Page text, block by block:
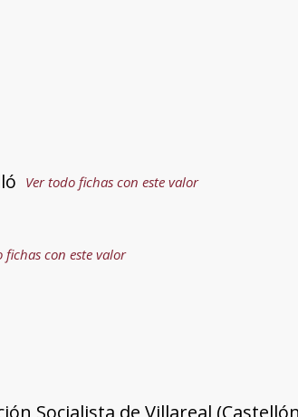
Ver todo fichas con este valor
fichas con este valor
Socialista de Villareal